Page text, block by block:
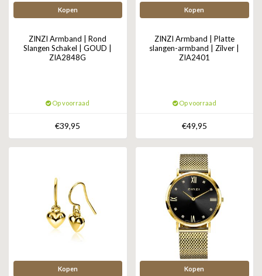
Kopen
ZINZI Armband | Rond
Slangen Schakel | GOUD |
ZIA2848G
Op voorraad
€39,95
Kopen
ZINZI Armband | Platte
slangen-armband | Zilver |
ZIA2401
Op voorraad
€49,95
Kopen Kopen